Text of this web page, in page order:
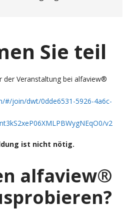
Sie teil
der Veranstaltung bei alfaview®
#/join/dwt/0dde6531-5926-4a6c-
v2
ist nicht nötig.
alfaview®